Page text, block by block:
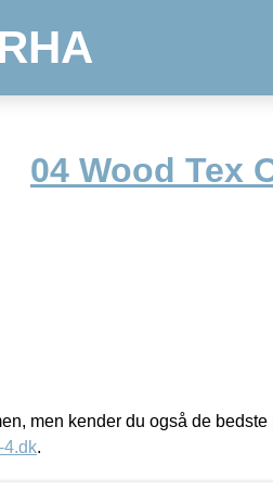
04 Wood Tex
men kender du også de bedste
4.dk.